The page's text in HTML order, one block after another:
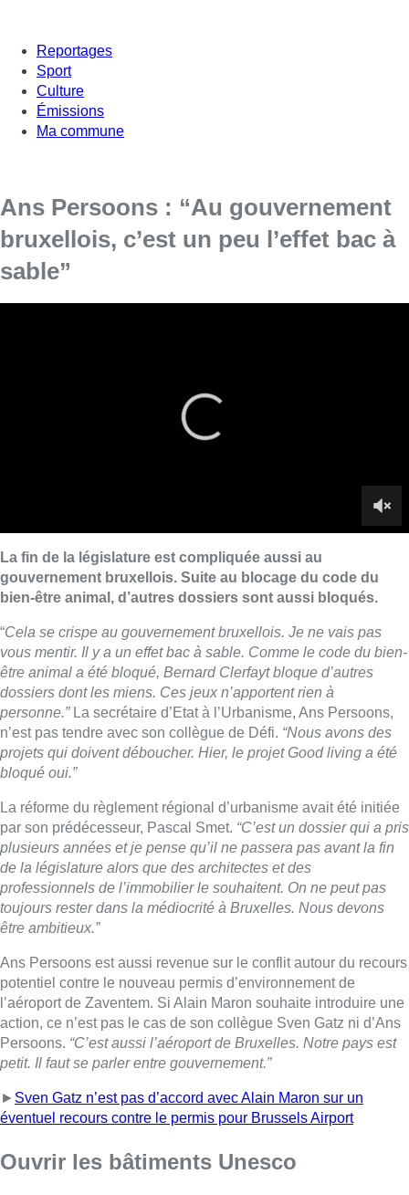
Reportages
Sport
Culture
Émissions
Ma commune
Ans Persoons : “Au gouvernement
bruxellois, c’est un peu l’effet bac à
sable”
vous mentir. Il y a un effet bac à sable. Comme le code du bien-
être animal a été bloqué, Bernard Clerfayt bloque d’autres
“Nous avons des
projets qui doivent déboucher. Hier, le projet Good living a été
La réforme du règlement régional d’urbanisme avait été initiée
par son prédécesseur, Pascal Smet. “C’est un dossier qui a pris
plusieurs années et je pense qu’il ne passera pas avant la fin
de la législature alors que des architectes et des
professionnels de l’immobilier le souhaitent. On ne peut pas
toujours rester dans la médiocrité à Bruxelles. Nous devons
être ambitieux.”
Ans Persoons est aussi revenue sur le conflit autour du recours
potentiel contre le nouveau permis d’environnement de
l’aéroport de Zaventem. Si Alain Maron souhaite introduire une
action, ce n’est pas le cas de son collègue Sven Gatz ni d’Ans
Persoons.
“C’est aussi l’aéroport de Bruxelles. Notre pays est
petit. Il faut se parler entre gouvernement.”
►Sven Gatz n’est pas d’accord avec Alain Maron sur un
éventuel recours contre le permis pour Brussels Airport
Ouvrir les bâtiments Unesco
Enfin, la secrétaire d’Etat au Patrimoine devrait voir une de ses
propositions votée aujourd’hui au Parlement bruxellois. Une
ordonnance vise l’ouverture quelques jours par an au public,
des bâtiments classés à l’Unesco.
Palais Stoclet : le gouvernement valide l’ouverture au public
du patrimoine classé UNESCO
Elle vise évidemment dans un premier temps le palais Stoclet.
La famille a toujours refusé d’ouvrir les portes de ce joyau,
mais la secrétaire d’Etat ne jette pas l’éponge. Elle continuera
les négociations, mais préfère aussi légiférer sur la question.